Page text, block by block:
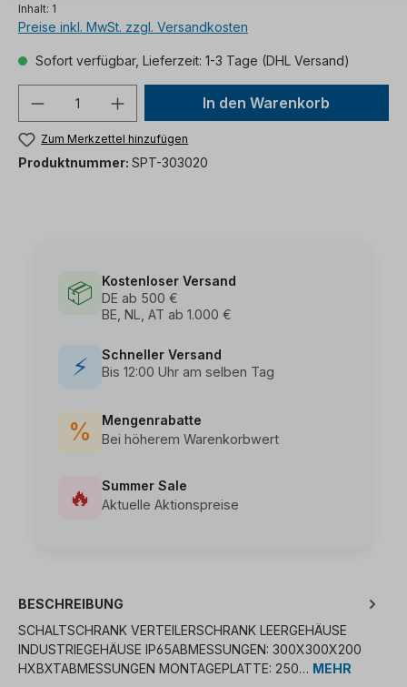
Inhalt: 1
Preise inkl. MwSt. zzgl. Versandkosten
Sofort verfügbar, Lieferzeit: 1-3 Tage (DHL Versand)
In den Warenkorb
Zum Merkzettel hinzufügen
Produktnummer: SPT-303020
📦
Kostenloser Versand
DE ab 500 €
BE, NL, AT ab 1.000 €
⚡
Schneller Versand
Bis 12:00 Uhr am selben Tag
%
Mengenrabatte
Bei höherem Warenkorbwert
🔥
Summer Sale
Aktuelle Aktionspreise
BESCHREIBUNG
SCHALTSCHRANK VERTEILERSCHRANK LEERGEHÄUSE
INDUSTRIEGEHÄUSE IP65ABMESSUNGEN: 300X300X200
HXBXTABMESSUNGEN MONTAGEPLATTE: 250… MEHR